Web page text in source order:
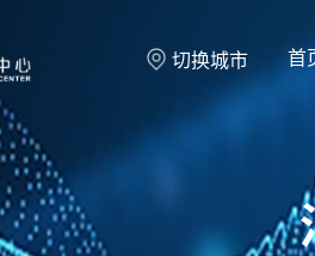
切换城市 首